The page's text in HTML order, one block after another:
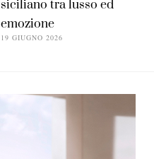
siciliano tra lusso ed
emozione
19 GIUGNO 2026